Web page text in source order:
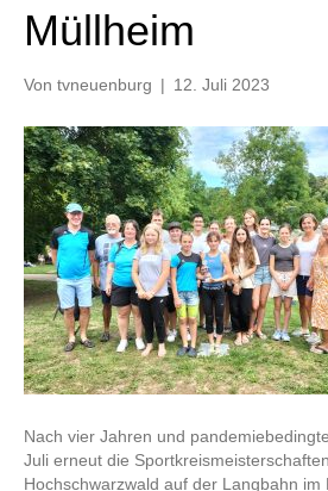
Müllheim
Von tvneuenburg | 12. Juli 2023
Nach vier Jahren und
Juli erneut die
Hochschwarzwald auf der Langbahn im